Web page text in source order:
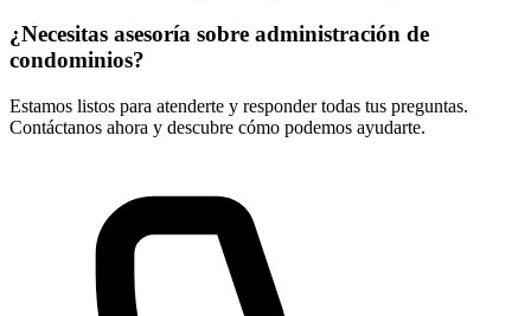
¿Necesitas asesoría sobre administración de
condominios?
Estamos listos para atenderte y responder todas tus preguntas.
Contáctanos ahora y descubre cómo podemos ayudarte.